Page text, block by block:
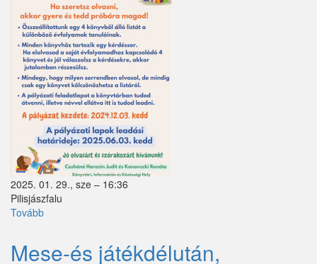
Püspökszilágy
Pusztavacs
Pusztazámor
Rád
Sóskút
Szentlőrinckáta
Szigetbecse
Szigetcsép
2025. 01. 29., sze – 16:36
Pilisjászfalu
Tovább
Mese-és játékdélután,